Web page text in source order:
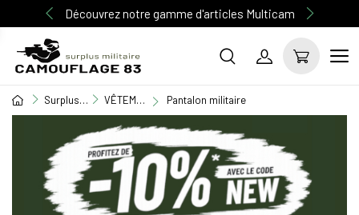
Découvrez notre gamme d'articles Multicam
Surplus Militaire VÊTEMENT MILITAIRE Pantalon militaire